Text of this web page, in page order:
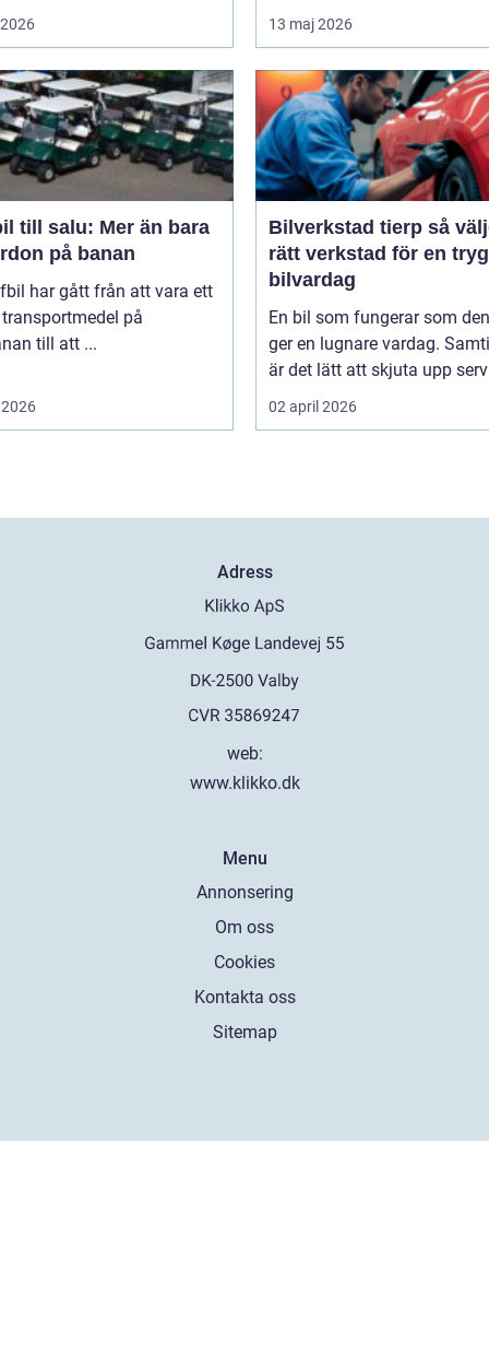
13 maj 2026
till salu: Mer än bara
på banan
har gått från att vara ett
på
till att ...
Bilverkstad tierp så väljer du
rätt verkstad för en
bilvardag
En bil som fungerar som
ger en lugnare vardag.
är det lätt att skjuta upp
02 april 2026
Adress
web:
www.klikko.dk
Menu
Annonsering
Om oss
Cookies
Kontakta oss
Sitemap